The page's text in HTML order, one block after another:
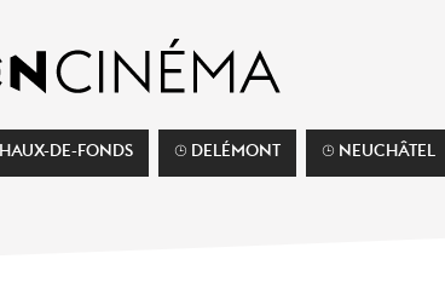
DE-FONDS ⌚︎ DELÉMONT ⌚︎ NEUCHÂTEL